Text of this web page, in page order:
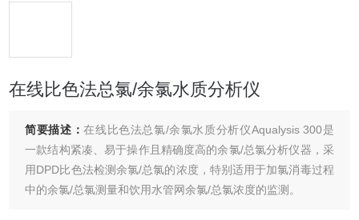
在线比色法总氯/余氯水质分析仪
简要描述：在线比色法总氯/余氯水质分析仪Aqualysis 300是
一款结构紧凑、易于操作且精确度高的余氯/总氯分析仪器，采
用DPD比色法检测余氯/总氯的浓度，特别适用于加氯消毒过程
中的余氯/总氯测量和饮用水管网余氯/总氯浓度的监测。